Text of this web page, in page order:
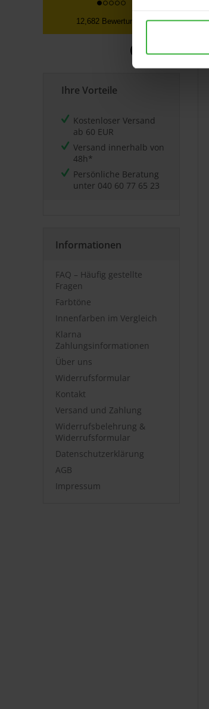
12,682 Bewertungen
Ihre Vorteile
Kostenloser Versand
ab 60 EUR
Versand innerhalb von
48h*
Persönliche Beratung
unter 040 60 77 65 23
Informationen
FAQ – Häufig gestellte
Fragen
Farbtöne
Innenfarben im Vergleich
Klarna
Zahlungsinformationen
Über uns
Widerrufsformular
Kontakt
Versand und Zahlung
Widerrufsbelehrung &
Widerrufsformular
Datenschutzerklärung
AGB
Impressum